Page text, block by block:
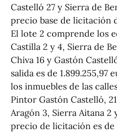
Castelló 27 y Sierra de
precio base de licitación
El lote 2 comprende los
Castilla 2 y 4, Sierra de
Chiva 16 y Gastón
salida es de 1.899.255,97
los inmuebles de las
Pintor Gastón Castelló,
Aragón 3, Sierra Aitana 2
precio de licitación es de